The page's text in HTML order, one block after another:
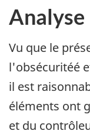
Analyse
Vu que le
l'obsécuritéé
il est
éléments ont
et du